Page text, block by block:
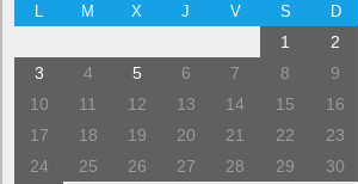
L
M X J V S D
1
2
3
4 5 6 7 8
9
10
11 12 13 14 15
16
17
18 19 20 21 22
23
24
25 26 27 28 29
30